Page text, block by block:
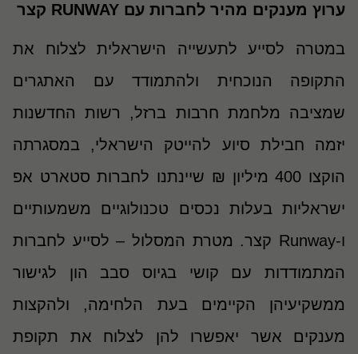
ערוץ מענקים מהיר לחברות עם RUNWAY קצר
במטרה לסייע לתעשייה הישראלית לצלוח את
התקופה הנוכחית ולהתמודד עם האתגרים
שמציבה מלחמת חרבות ברזל,
רשות החדשנות
יזמה חבילת סיוע להייטק הישראלי, במסגרתה
הוקצו
ישראליות בעלות נכסים
טכנולוגיים משמעותיים
ו-Runway קצר. מטרת המסלול – לסייע לחברות
המתמודדות עם קושי בגיוס סבב הון לגישור
ממשקיעיהן הקיימים בעת הלחימה, ולהקצות
מענקים אשר יאפשרו להן לצלוח את תקופת